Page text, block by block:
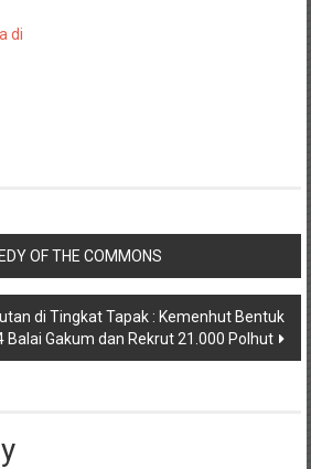
di
OF THE COMMONS
di Tingkat Tapak : Kemenhut Bentuk
Balai Gakum dan Rekrut 21.000 Polhut